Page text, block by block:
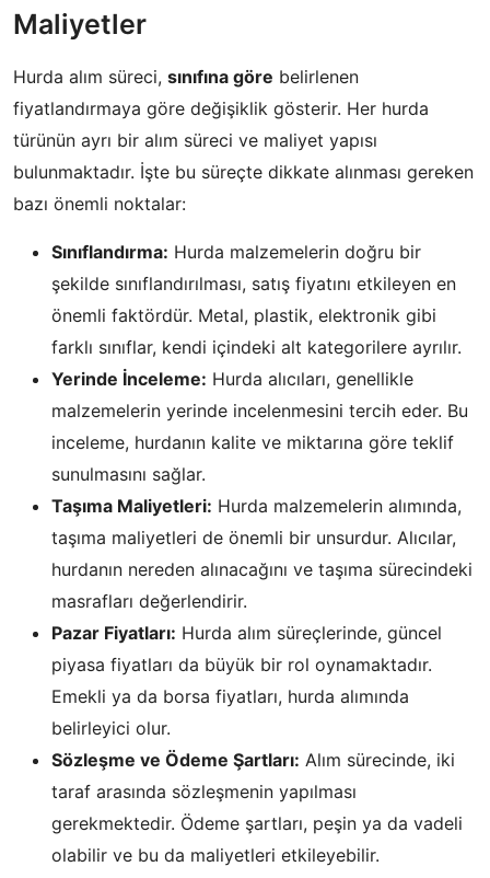
Maliyetler
Hurda alım süreci, sınıfına göre belirlenen
fiyatlandırmaya göre değişiklik gösterir. Her hurda
türünün ayrı bir alım süreci ve maliyet yapısı
bulunmaktadır. İşte bu süreçte dikkate alınması gereken
bazı önemli noktalar:
Sınıflandırma: Hurda malzemelerin doğru bir
şekilde sınıflandırılması, satış fiyatını etkileyen en
önemli faktördür. Metal, plastik, elektronik gibi
farklı sınıflar, kendi içindeki alt kategorilere ayrılır.
Yerinde İnceleme: Hurda alıcıları, genellikle
malzemelerin yerinde incelenmesini tercih eder. Bu
inceleme, hurdanın kalite ve miktarına göre teklif
sunulmasını sağlar.
Taşıma Maliyetleri: Hurda malzemelerin alımında,
taşıma maliyetleri de önemli bir unsurdur. Alıcılar,
hurdanın nereden alınacağını ve taşıma sürecindeki
masrafları değerlendirir.
Pazar Fiyatları: Hurda alım süreçlerinde, güncel
piyasa fiyatları da büyük bir rol oynamaktadır.
Emekli ya da borsa fiyatları, hurda alımında
belirleyici olur.
Sözleşme ve Ödeme Şartları: Alım sürecinde, iki
taraf arasında sözleşmenin yapılması
gerekmektedir. Ödeme şartları, peşin ya da vadeli
olabilir ve bu da maliyetleri etkileyebilir.